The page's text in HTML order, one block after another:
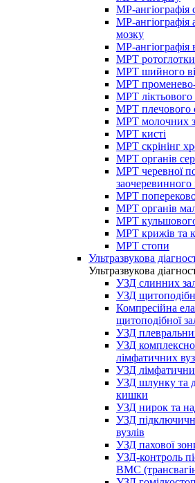
МР-ангіографія
МР-ангіографія
мозку
МР-ангіографія
МРТ ротоглотки
МРТ шийного
МРТ променево-
МРТ ліктьового
МРТ плечового
МРТ молочних
МРТ кисті
МРТ скрінінг
МРТ органів
МРТ черевної
заочеревинного
МРТ
МРТ органів
МРТ
МРТ крижів та
МРТ стопи
Ультразвукова
Ультразвукова
УЗД слинних
УЗД
Компресійна
щитоподібної
УЗД
УЗД комплексно
лімфатичних
УЗД
УЗД шлунку та
кишки
УЗД нирок та
УЗД
вузлів
УЗД пахової
УЗД-контроль
ВМС